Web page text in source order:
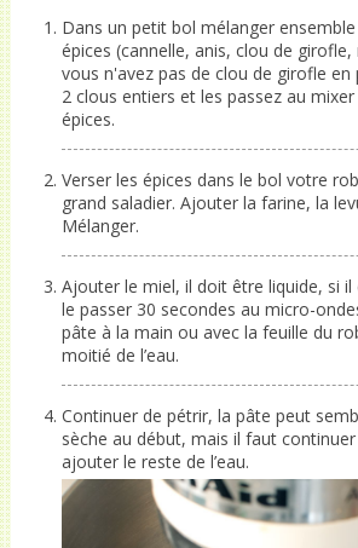
Dans un petit bol mélanger
épices (cannelle, anis, clou de girofle,
vous n'avez pas de clou de girofle
2 clous entiers et les passez au
épices.
Verser les épices dans le bol votre
grand saladier. Ajouter la farine, la
Mélanger.
Ajouter le miel, il doit être liquide, si il
le passer 30 secondes au micro-
pâte à la main ou avec la feuille du
moitié de l’eau.
Continuer de pétrir, la pâte peut
sèche au début, mais il faut
ajouter le reste de l’eau.